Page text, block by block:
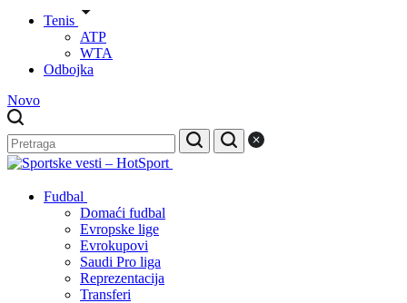
Tenis
ATP
WTA
Odbojka
Novo
Fudbal
Domaći fudbal
Evropske lige
Evrokupovi
Saudi Pro liga
Reprezentacija
Transferi